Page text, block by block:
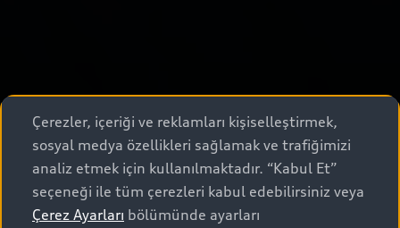
Çerezler, içeriği ve reklamları kişiselleştirmek,
sosyal medya özellikleri sağlamak ve trafiğimizi
analiz etmek için kullanılmaktadır. “Kabul Et”
seçeneği ile tüm çerezleri kabul edebilirsiniz veya
Çerez Ayarları bölümünde ayarları